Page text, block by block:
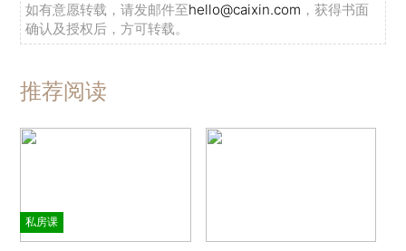
如有意愿转载，请发邮件至hello@caixin.com ，获得书面
确认及授权后，方可转载。
推荐阅读
私房课